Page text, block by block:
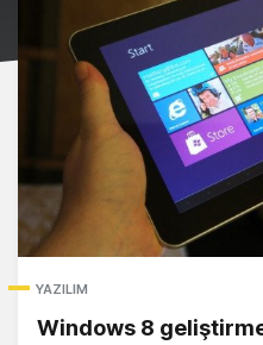
YAZILIM
Windows 8